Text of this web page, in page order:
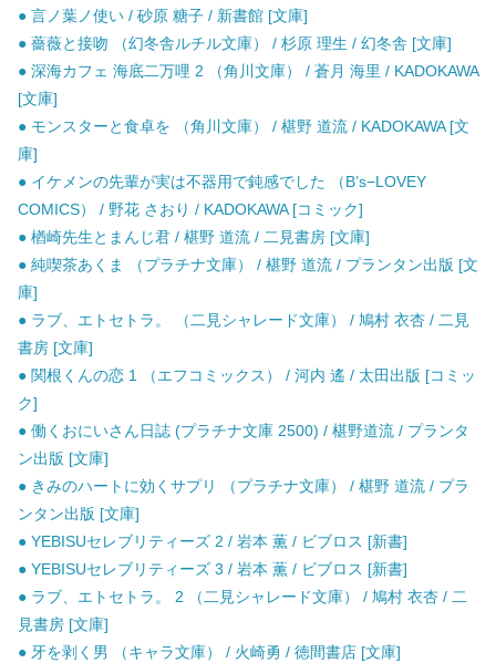
● 言ノ葉ノ使い / 砂原 糖子 / 新書館 [文庫]
● 薔薇と接吻 （幻冬舎ルチル文庫） / 杉原 理生 / 幻冬舎 [文庫]
● 深海カフェ 海底二万哩 2 （角川文庫） / 蒼月 海里 / KADOKAWA
[文庫]
● モンスターと食卓を （角川文庫） / 椹野 道流 / KADOKAWA [文
庫]
● イケメンの先輩が実は不器用で鈍感でした （B’s−LOVEY
COMICS） / 野花 さおり / KADOKAWA [コミック]
● 楢崎先生とまんじ君 / 椹野 道流 / 二見書房 [文庫]
● 純喫茶あくま （プラチナ文庫） / 椹野 道流 / プランタン出版 [文
庫]
● ラブ、エトセトラ。 （二見シャレード文庫） / 鳩村 衣杏 / 二見
書房 [文庫]
● 関根くんの恋 1 （エフコミックス） / 河内 遙 / 太田出版 [コミッ
ク]
● 働くおにいさん日誌 (プラチナ文庫 2500) / 椹野道流 / プランタ
ン出版 [文庫]
● きみのハートに効くサプリ （プラチナ文庫） / 椹野 道流 / プラ
ンタン出版 [文庫]
● YEBISUセレブリティーズ 2 / 岩本 薫 / ビブロス [新書]
● YEBISUセレブリティーズ 3 / 岩本 薫 / ビブロス [新書]
● ラブ、エトセトラ。 2 （二見シャレード文庫） / 鳩村 衣杏 / 二
見書房 [文庫]
● 牙を剥く男 （キャラ文庫） / 火崎勇 / 徳間書店 [文庫]